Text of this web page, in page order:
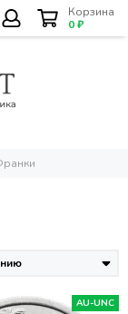
Корзина
0 ₽
AU-UNC